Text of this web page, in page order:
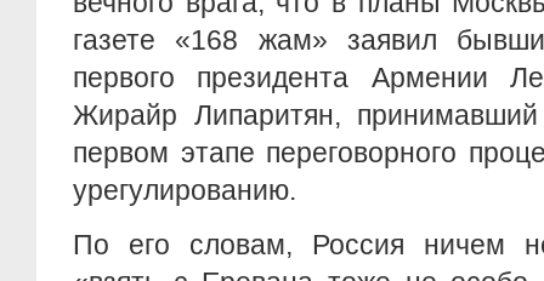
газете «168 жам» заявил
первого президента Армении
Жирайр Липаритян,
первом этапе переговорного
урегулированию.
По его словам, Россия ничем